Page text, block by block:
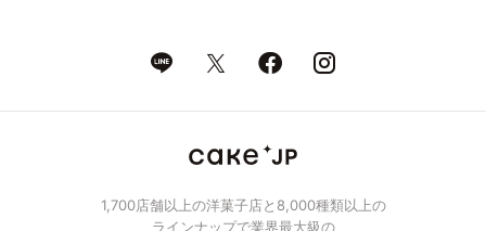
1,700店舗以上の洋菓子店と8,000種類以上の
ラインナップで業界最大級の